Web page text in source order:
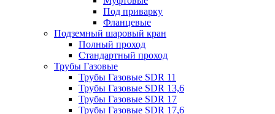
Под приварку
Фланцевые
Подземный шаровый кран
Полный проход
Стандартный проход
Трубы Газовые
Трубы Газовые SDR 11
Трубы Газовые SDR 13,6
Трубы Газовые SDR 17
Трубы Газовые SDR 17,6